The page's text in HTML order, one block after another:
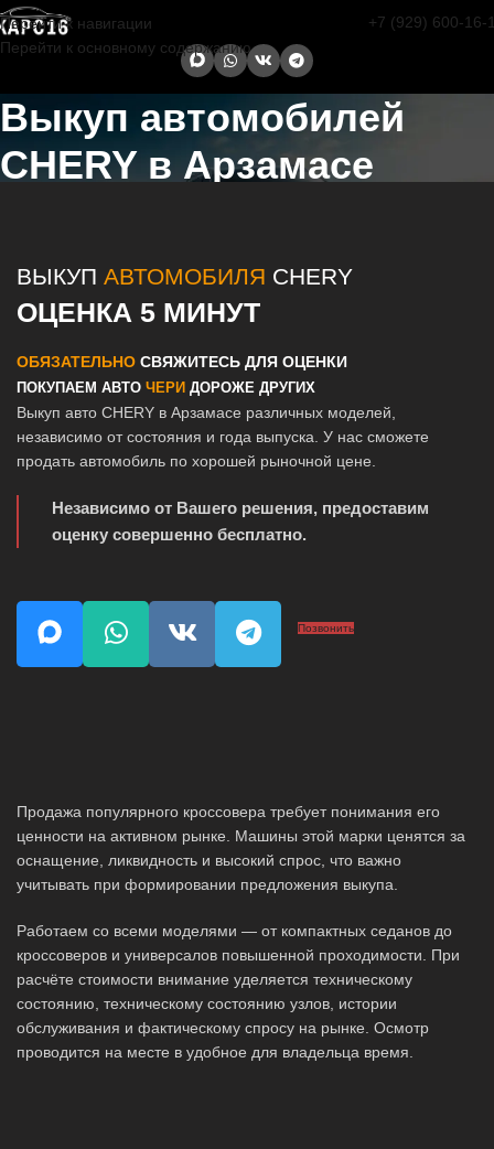
Перейти к навигации
Перейти к основному содержанию
+7 (929) 600-16-
Выкуп автомобилей
CHERY в Арзамасе
ВЫКУП АВТОМОБИЛЯ CHERY
ОЦЕНКА 5 МИНУТ
ОБЯЗАТЕЛЬНО СВЯЖИТЕСЬ ДЛЯ ОЦЕНКИ
ПОКУПАЕМ АВТО ЧЕРИ ДОРОЖЕ ДРУГИХ
Выкуп авто CHERY в Арзамасе различных моделей,
независимо от состояния и года выпуска. У нас сможете
продать автомобиль по хорошей рыночной цене.
Независимо от Вашего решения, предоставим
оценку совершенно бесплатно.
Позвонить
Продажа популярного кроссовера требует понимания его
ценности на активном рынке. Машины этой марки ценятся за
оснащение, ликвидность и высокий спрос, что важно
учитывать при формировании предложения выкупа.
Работаем со всеми моделями — от компактных седанов до
кроссоверов и универсалов повышенной проходимости. При
расчёте стоимости внимание уделяется техническому
состоянию, техническому состоянию узлов, истории
обслуживания и фактическому спросу на рынке. Осмотр
проводится на месте в удобное для владельца время.